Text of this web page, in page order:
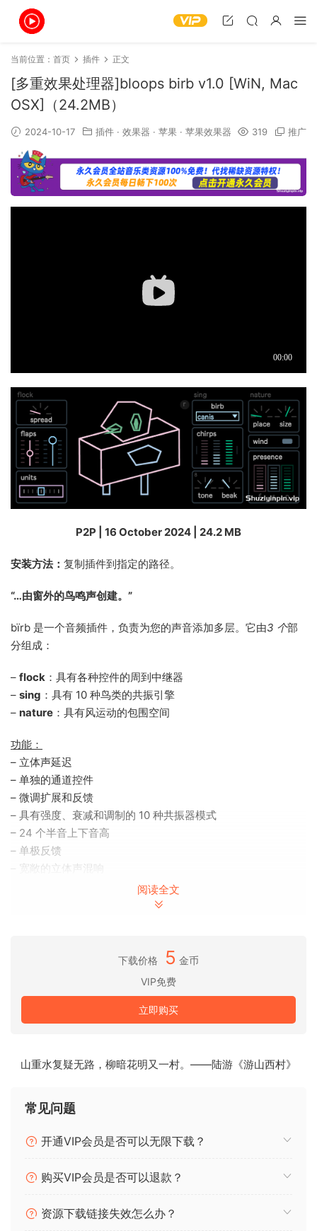
当前位置： 首页 插件 正文
[多重效果处理器]bloops birb v1.0 [WiN, Mac
OSX]（24.2MB）
2024-10-17 插件 · 效果器 · 苹果 · 苹果效果器 319 推广
P2P | 16 October 2024 | 24.2 MB
安装方法： 复制插件到指定的路径。
“…由窗外的鸟鸣声创建。”
bïrb 是一个音频插件，负责为您的声音添加多层。它由3 个部
分组成：
– flock ：具有各种控件的周到中继器
– sing ：具有 10 种鸟类的共振引擎
– nature ：具有风运动的包围空间
功能：
– 立体声延迟
– 单独的通道控件
– 微调扩展和反馈
– 具有强度、衰减和调制的 10 种共振器模式
– 24 个半音上下音高
– 单极反馈
– 宽敞的立体声混响
bïrb is an audio plug-in, responsible for adding multiple
layers to your sound. It consists of
: a thoughtful repeater with various controls
– stereo delay
– fine-tune spread and feedback
– 24 semitones up/down pitch
– spacious stereo reverb
阅读全文
下载价格 5 金币
VIP免费
立即购买
山重水复疑无路，柳暗花明又一村。——陆游《游山西村》
常见问题
开通VIP会员是否可以无限下载？
购买VIP会员是否可以退款？
资源下载链接失效怎么办？